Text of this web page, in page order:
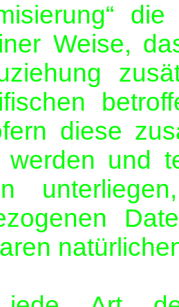
Weise,
diese
werden und